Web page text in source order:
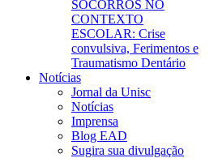
SOCORROS NO
CONTEXTO
ESCOLAR: Crise
convulsiva, Ferimentos e
Traumatismo Dentário
Notícias
Jornal da Unisc
Notícias
Imprensa
Blog EAD
Sugira sua divulgação